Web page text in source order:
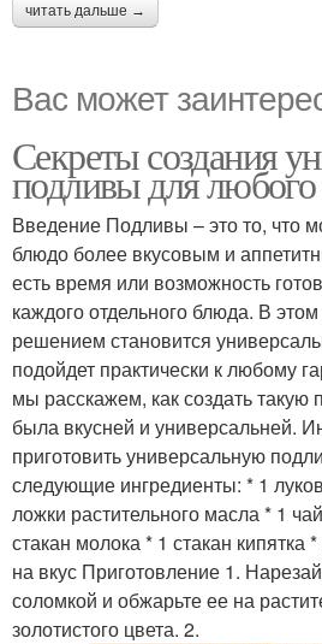
читать дальше →
Вас может
Секреты создания
подливы для любого
Введение Подливы – это то, что
блюдо более вкусовым и
есть время или возможность
каждого отдельного блюда. В
решением становится
подойдет практически к любому
мы расскажем, как создать такую
была вкусней и универсальней.
приготовить универсальную
следующие ингредиенты: * 1
ложки растительного масла * 1
стакан молока * 1 стакан кипятка
на вкус Приготовление 1.
соломкой и обжарьте ее на
золотистого цвета. 2.